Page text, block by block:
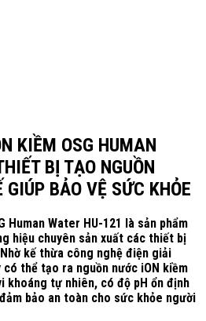
KIỀM OSG HUMAN
BỊ TẠO NGUỒN
BẢO VỆ SỨC KHỎE
Human Water HU-121 là sản phẩm
hiệu chuyên sản xuất các thiết bị
kế thừa công nghệ điện giải
thể tạo ra nguồn nước iON kiềm
khoáng tự nhiên, có độ pH ổn định
bảo an toàn cho sức khỏe người